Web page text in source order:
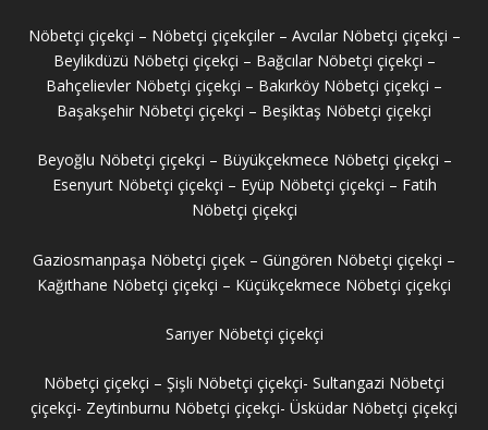
Nöbetçi çiçekçi – Nöbetçi çiçekçiler – Avcılar Nöbetçi çiçekçi –
Beylikdüzü Nöbetçi çiçekçi – Bağcılar Nöbetçi çiçekçi –
Bahçelievler Nöbetçi çiçekçi – Bakırköy Nöbetçi çiçekçi –
Başakşehir Nöbetçi çiçekçi – Beşiktaş Nöbetçi çiçekçi
Beyoğlu Nöbetçi çiçekçi – Büyükçekmece Nöbetçi çiçekçi –
Esenyurt Nöbetçi çiçekçi – Eyüp Nöbetçi çiçekçi – Fatih
Nöbetçi çiçekçi
Gaziosmanpaşa Nöbetçi çiçek – Güngören Nöbetçi çiçekçi –
Kağıthane Nöbetçi çiçekçi – Küçükçekmece Nöbetçi çiçekçi
Sarıyer Nöbetçi çiçekçi
Nöbetçi çiçekçi – Şişli Nöbetçi çiçekçi- Sultangazi Nöbetçi
çiçekçi- Zeytinburnu Nöbetçi çiçekçi- Üsküdar Nöbetçi çiçekçi